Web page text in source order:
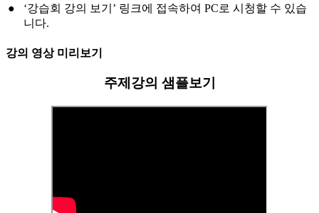
●
‘강습회 강의 보기’ 링크에 접속하여 PC로 시청할 수 있습
니다.
강의 영상 미리보기
주제강의 샘플보기